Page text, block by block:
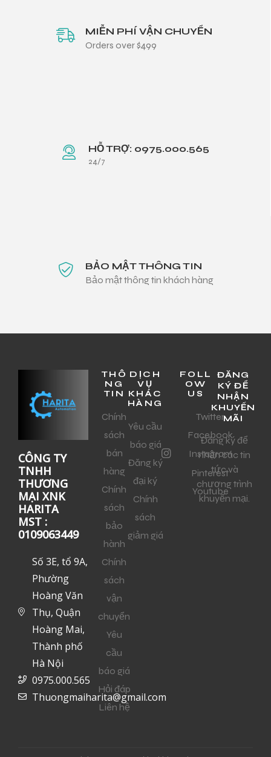
MIỄN PHÍ VẬN CHUYỂN
Orders over $499
HỖ TRỢ: 0975.000.565
24/7
BẢO MẬT THÔNG TIN
Bảo mật thông tin khách hàng
CÔNG TY
TNHH
THƯƠNG
MẠI XNK
HARITA
MST :
0109063449
Số 3E, tổ 9A,
Phường
Hoàng Văn
Thụ, Quận
Hoàng Mai,
Thành phố
Hà Nội
0975.000.565
Thuongmaiharita@gmail.com
THÔ
NG
TIN
Chính
sách
bán
hàng
Chính
sách
bảo
hành
Chính
sách
vận
chuyển
Yêu
cầu
báo giá
Hỏi đáp
Liên hệ
DỊCH
VỤ
KHÁC
HÀNG
Yêu cầu
báo giá
Đăng ký
đại ký
Chính
sách
giảm giá
FOLL
OW
US
Twitter
Facebook
Instagram
Pinterest
Youtube
ĐĂNG
KÝ ĐỂ
NHẬN
KHUYẾN
MÃI
Đăng ký để
nhận các tin
tức và
chương trình
khuyến mại.